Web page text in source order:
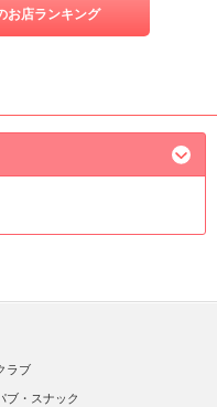
お店ランキング
ラブ
ブ・スナック